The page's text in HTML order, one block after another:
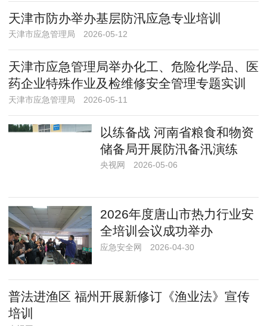
天津市防办举办基层防汛应急专业培训
天津市应急管理局 2026-05-12
天津市应急管理局举办化工、危险化学品、医
药企业特殊作业及检维修安全管理专题实训
天津市应急管理局 2026-05-11
以练备战 河南省粮食和物资
储备局开展防汛备汛演练
央视网 2026-05-06
2026年度唐山市热力行业安
全培训会议成功举办
应急安全网 2026-04-30
普法进渔区 福州开展新修订《渔业法》宣传
培训